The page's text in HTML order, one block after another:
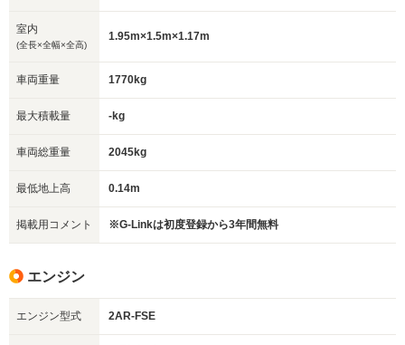
室内
(全長×全幅×全高)
1.95m×1.5m×1.17m
車両重量 1770kg
最大積載量 -kg
車両総重量 2045kg
最低地上高 0.14m
掲載用コメント ※G-Linkは初度登録から3年間無料
エンジン
エンジン型式 2AR-FSE